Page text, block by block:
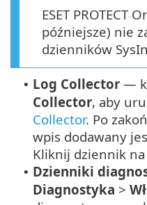
ESET PROTECT
późniejsze) nie
dzienników
• Log Collector —
Collector, aby
Collector. Po
wpis dodawany
Kliknij dziennik
• Dzienniki
Diagnostyka >